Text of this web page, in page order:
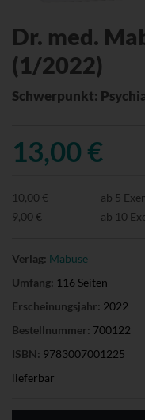
Dr. med.
(1/2022)
Schwerpunkt:
13,00 €
10,00 € ab 5
9,00 €
ab 10
Verlag: Mabuse
Umfang: 116 Seiten
Erscheinungsjahr: 2022
Bestellnummer: 700122
ISBN: 9783007001225
lieferbar